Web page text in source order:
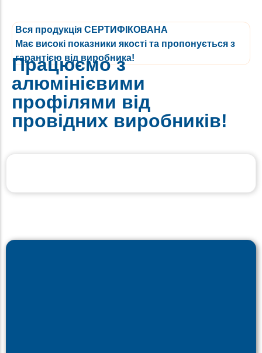
Вся продукція СЕРТИФІКОВАНА
Має високі показники якості та пропонується з
гарантією від виробника!
Працюємо з
алюмінієвими
профілями від
провідних виробників!